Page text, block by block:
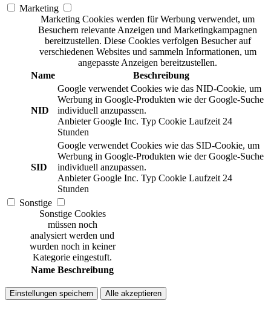
Marketing
Marketing Cookies werden für Werbung verwendet, um
Besuchern relevante Anzeigen und Marketingkampagnen
bereitzustellen. Diese Cookies verfolgen Besucher auf
verschiedenen Websites und sammeln Informationen, um
angepasste Anzeigen bereitzustellen.
Name
Beschreibung
NID
Google verwendet Cookies wie das NID-Cookie, um
Werbung in Google-Produkten wie der Google-Suche
individuell anzupassen.
Anbieter Google Inc. Typ Cookie Laufzeit 24
Stunden
SID
Google verwendet Cookies wie das SID-Cookie, um
Werbung in Google-Produkten wie der Google-Suche
individuell anzupassen.
Anbieter Google Inc. Typ Cookie Laufzeit 24
Stunden
Sonstige
Sonstige Cookies
müssen noch
analysiert werden und
wurden noch in keiner
Kategorie eingestuft.
Name Beschreibung
Einstellungen speichern Alle akzeptieren